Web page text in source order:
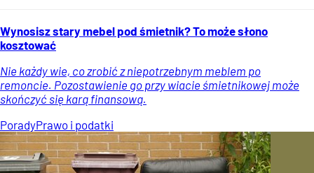
Wynosisz stary mebel pod śmietnik? To może słono
kosztować
Nie każdy wie, co zrobić z niepotrzebnym meblem po
remoncie. Pozostawienie go przy wiacie śmietnikowej może
skończyć się karą finansową.
PoradyPrawo i podatki